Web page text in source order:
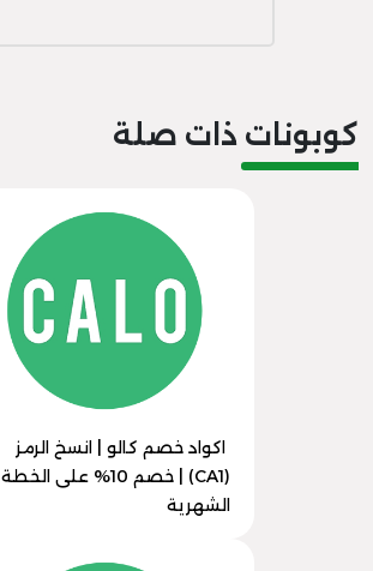
كوبونات ذات صلة
اكواد خصم كالو | انسخ الرمز
(CA1) | خصم 10% على الخطة
الشهرية